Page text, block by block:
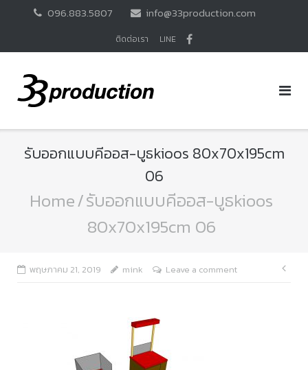
096.883.5807 info@33production.com
ติดต่อเรา LINE
รับออกแบบคีออส-บูธkioos 80x70x195cm
06
Home/รับออกแบบคีออส-บูธkioos
80x70x195cm 06
พฤษภาคม 21, 2019 mink Leave a comment
แน